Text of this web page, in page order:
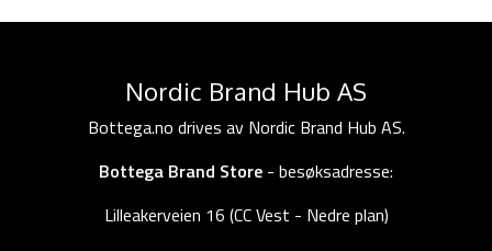
Nordic Brand Hub AS
Bottega.no drives av Nordic Brand Hub AS.
Bottega Brand Store - besøksadresse:
Lilleakerveien 16 (CC Vest - Nedre plan)